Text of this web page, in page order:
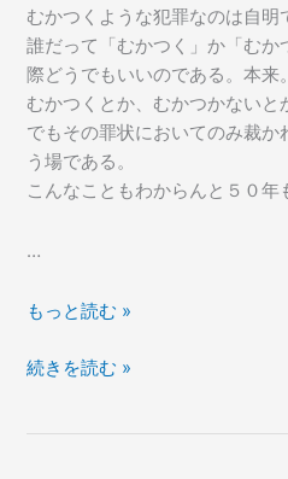
むかつくような犯罪なのは自明
誰だって「むかつく」か「む
際どうでもいいのである。本来。
むかつくとか、むかつかない
でもその罪状においてのみ裁
う場である。
こんなこともわからんと５０年
…
や
ぬ
もっと読む »
や
続きを読む »